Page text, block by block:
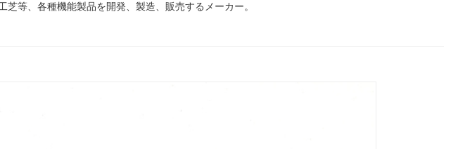
等、各種機能製品を開発、製造、販売するメーカー。